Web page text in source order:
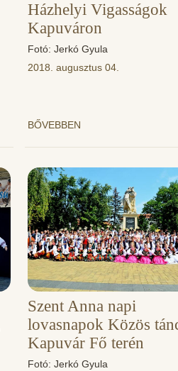
Házhelyi Vigasságok
Kapuváron
Fotó: Jerkó Gyula
2018. augusztus 04.
BŐVEBBEN
Szent Anna napi
lovasnapok Közös
Kapuvár Fő terén
Fotó: Jerkó Gyula